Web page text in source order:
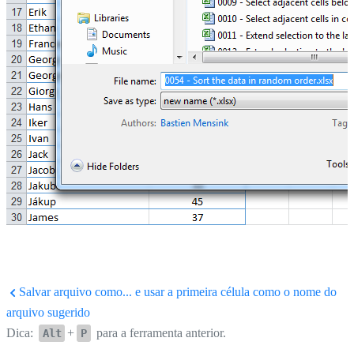
Salvar arquivo como... e usar a primeira célula como o nome do
arquivo sugerido
Dica:
Alt + P para a ferramenta anterior.